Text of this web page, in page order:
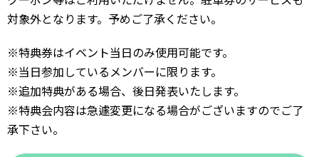
対象外となります。予めご了承ください。
※特典券はイベント当日のみ使用可能です。
※当日参加しているメンバーに限ります。
※追加特典がある場合、後日発表いたします。
※特典会内容は急遽変更になる場合がございますのでご了
承下さい。